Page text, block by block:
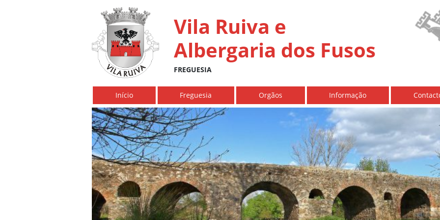
Vila Ruiva e
Albergaria dos Fusos
FREGUESIA
Início Freguesia Orgãos Informação